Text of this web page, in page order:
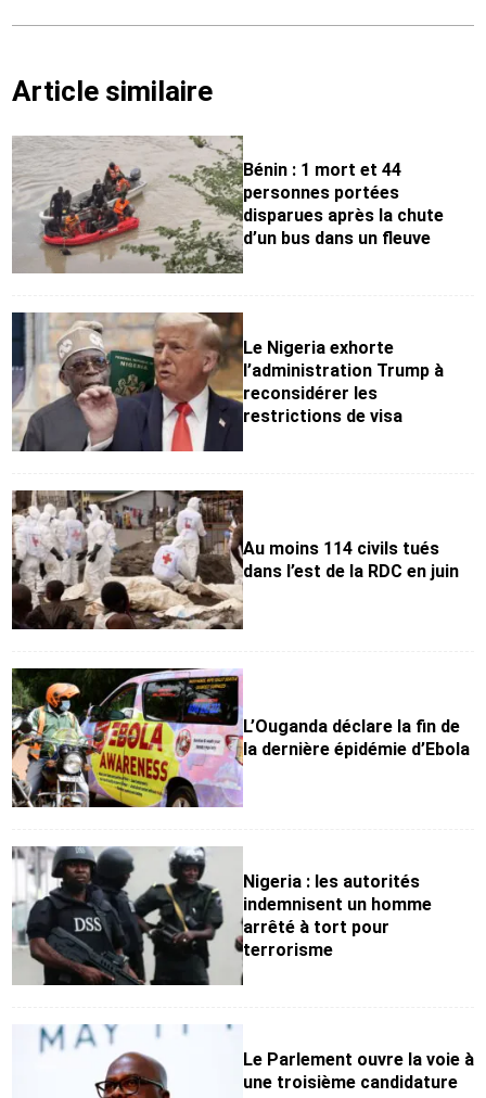
Article similaire
Bénin : 1 mort et 44
personnes portées
disparues après la chute
d’un bus dans un fleuve
Le Nigeria exhorte
l’administration Trump à
reconsidérer les
restrictions de visa
Au moins 114 civils tués
dans l’est de la RDC en juin
L’Ouganda déclare la fin de
la dernière épidémie d’Ebola
Nigeria : les autorités
indemnisent un homme
arrêté à tort pour
terrorisme
Le Parlement ouvre la voie à
une troisième candidature